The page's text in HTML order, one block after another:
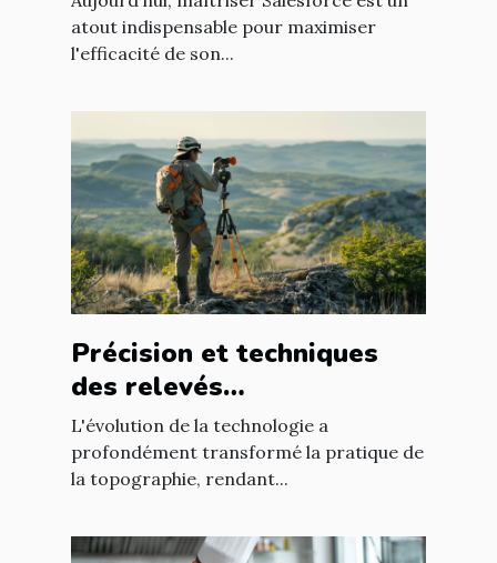
atout indispensable pour maximiser
l'efficacité de son...
Précision et techniques
des relevés
topographiques modernes
L'évolution de la technologie a
profondément transformé la pratique de
la topographie, rendant...